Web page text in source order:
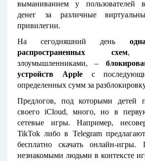
выманиванием у пользователей
денег за различные
привилегии.
На сегодняшний день
распространенных схем,
злоумышленниками, –
устройств Appleс
определенных сумм за
Предлогов, под которыми детей
своего iCloud, много, но в
сетевые игры. Например,
TikTok либо в Telegram
бесплатно скачать онлайн-
незнакомыми людьми в контексте